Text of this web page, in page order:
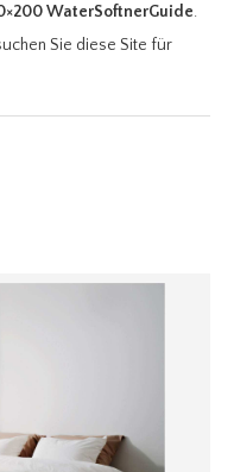
WaterSoftnerGuide.
Sie diese Site für